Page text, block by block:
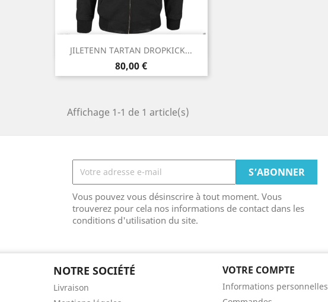
JILETENN TARTAN DROPKICK...
Prix
80,00 €
Aperçu rapide
Affichage 1-1 de 1 article(s)
Vous pouvez vous désinscrire à tout moment. Vous
trouverez pour cela nos informations de contact dans les
conditions d'utilisation du site.
NOTRE SOCIÉTÉ
Livraison
VOTRE COMPTE
Informations personnelles